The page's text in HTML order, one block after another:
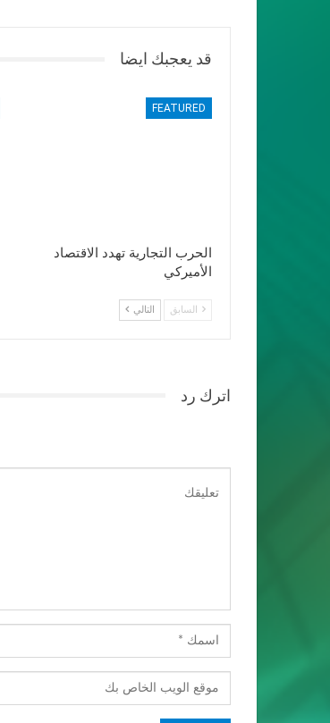
قد يعجبك ايضا
FEATURED
الحرب التجارية تهدد الاقتصاد
الأميركي
السابق التالي
اترك رد